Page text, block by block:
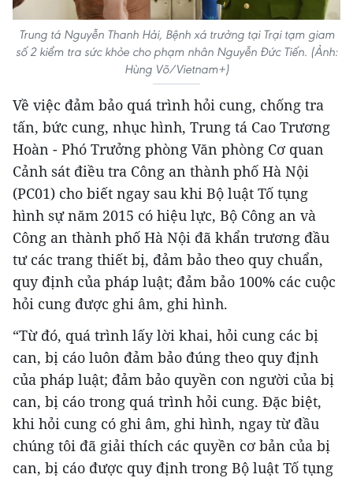
Trung tá Nguyễn Thanh Hải, Bệnh xá trưởng tại Trại tạm giam
số 2 kiểm tra sức khỏe cho phạm nhân Nguyễn Đức Tiến. (Ảnh:
Hùng Võ/Vietnam+)
Về việc đảm bảo quá trình hỏi cung, chống tra
tấn, bức cung, nhục hình, Trung tá Cao Trương
Hoàn - Phó Trưởng phòng Văn phòng Cơ quan
Cảnh sát điều tra Công an thành phố Hà Nội
(PC01) cho biết ngay sau khi Bộ luật Tố tụng
hình sự năm 2015 có hiệu lực, Bộ Công an và
Công an thành phố Hà Nội đã khẩn trương đầu
tư các trang thiết bị, đảm bảo theo quy chuẩn,
quy định của pháp luật; đảm bảo 100% các cuộc
hỏi cung được ghi âm, ghi hình.
“Từ đó, quá trình lấy lời khai, hỏi cung các bị
can, bị cáo luôn đảm bảo đúng theo quy định
của pháp luật; đảm bảo quyền con người của bị
can, bị cáo trong quá trình hỏi cung. Đặc biệt,
khi hỏi cung có ghi âm, ghi hình, ngay từ đầu
chúng tôi đã giải thích các quyền cơ bản của bị
can, bị cáo được quy định trong Bộ luật Tố tụng